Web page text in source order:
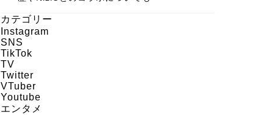
カテゴリー
Instagram
SNS
TikTok
TV
Twitter
VTuber
Youtube
エンタメ